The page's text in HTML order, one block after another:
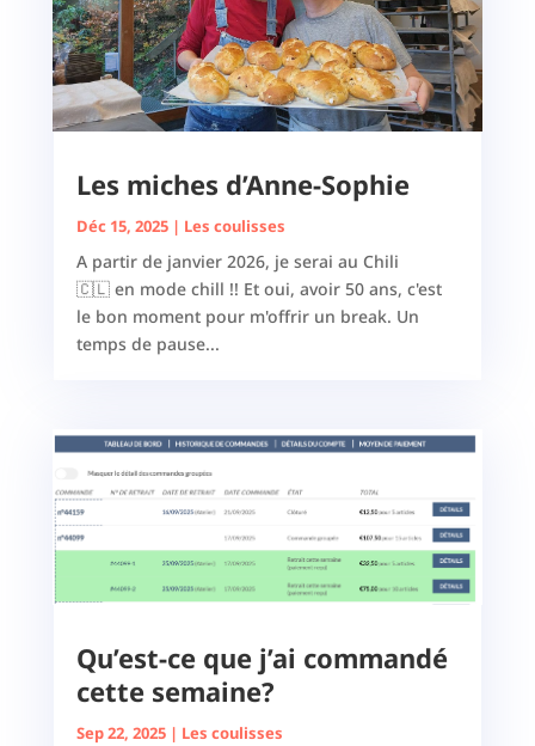
Les miches d’Anne-Sophie
Déc 15, 2025| Les coulisses
A partir de janvier 2026, je serai au Chili
🇨🇱 en mode chill !! Et oui, avoir 50 ans, c'est
le bon moment pour m'offrir un break. Un
temps de pause...
Qu’est-ce que j’ai commandé
cette semaine?
Sep 22, 2025| Les coulisses